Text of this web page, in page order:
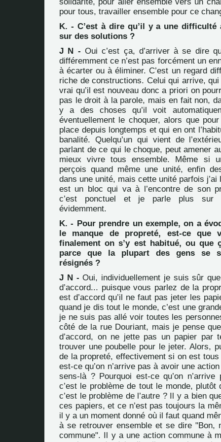
pour tous, travailler ensemble pour ce
K. - C’est à dire qu’il y a une difficulté
sur des solutions ?
J N - Oui c’est ça, d’arriver à se dire
différemment ce n’est pas forcément un
à écarter ou à éliminer. C’est un regard
riche de constructions. Celui qui arrive, qui
vrai qu’il est nouveau donc a priori on
pas le droit à la parole, mais en fait non,
y a des choses qu’il voit
éventuellement le choquer, alors que
place depuis longtemps et qui en ont
banalité. Quelqu’un qui vient de
parlant de ce qui le choque, peut amener
mieux vivre tous ensemble. Même si
perçois quand même une unité, enfin
dans une unité, mais cette unité parfois j’ai
est un bloc qui va à l’encontre de son
c’est ponctuel et je parle plus sur
évidemment.
K. - Pour prendre un exemple, on a
le manque de propreté, est-ce que
finalement on s’y est habitué, ou que
parce que la plupart des gens se
résignés ?
J N - Oui, individuellement je suis sûr
d’accord... puisque vous parlez de la
est d’accord qu’il ne faut pas jeter les
quand je dis tout le monde, c’est une
je ne suis pas allé voir toutes les
côté de la rue Douriant, mais je pense
d’accord, on ne jette pas un papier par
trouver une poubelle pour le jeter. Alors,
de la propreté, effectivement si on est tous
est-ce qu’on n’arrive pas à avoir une
sens-là ? Pourquoi est-ce qu’on
c’est le problème de tout le monde, plutôt
c’est le problème de l’autre ? Il y a bien
ces papiers, et ce n’est pas toujours la
il y a un moment donné où il faut quand
à se retrouver ensemble et se dire "Bon,
commune". Il y a une action commune à